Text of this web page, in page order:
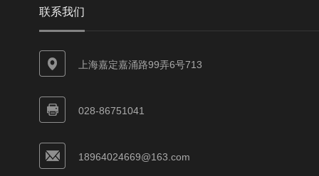
联系我们
上海嘉定嘉涌路99弄6号713
028-86751041
18964024669@163.com